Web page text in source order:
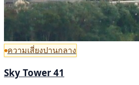
ความเสี่ยงปานกลาง
Sky Tower 41